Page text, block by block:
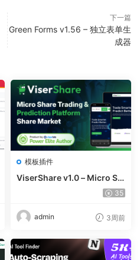
下一篇
Green Forms v1.56 – 独立表单生
成器
模板插件
ViserShare v1.0 – Micro Sh
are Trading And Prediction
35
admin 3周前